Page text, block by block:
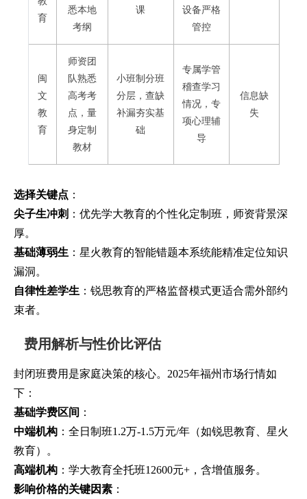
育
悉本地
考纲
课
设备严格
管控
闽
文
教
育
师资团
队熟悉
高考考
点，量
身定制
教材
小班制分班
分层，查缺
补漏夯实基
础
专属学管
稽查学习
情况，专
项心理辅
导
信息缺
失
选择关键点 ：
尖子生冲刺 ：优先学大教育的个性化定制班，师资背景深
厚。
基础薄弱生 ：星火教育的智能错题本系统能精准定位知识
漏洞。
自律性差学生 ：锐思教育的严格监督模式更适合需外部约
束者。
费用解析与性价比评估
封闭班费用是家庭决策的核心。2025年福州市场行情如
下：
基础学费区间 ：
中端机构 ：全日制班1.2万-1.5万元/年（如锐思教育、星火
教育）。
高端机构 ：学大教育全托班12600元+，含增值服务。
影响价格的关键因素 ：